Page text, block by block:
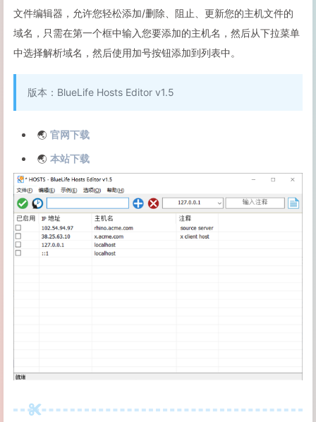
文件编辑器，允许您轻松添加/删除、阻止、更新您的主机文件的
域名，只需在第一个框中输入您要添加的主机名，然后从下拉菜单
中选择解析域名，然后使用加号按钮添加到列表中。
版本：BlueLife Hosts Editor v1.5
🌏 官网下载
🌏 本站下载